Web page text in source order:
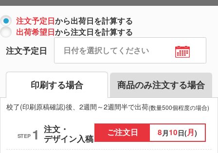
注文予定日から出荷日を計算する
出荷希望日から注文日を計算する
注文予定日
印刷する場合 商品のみ注文する場合
校了(印刷原稿確認)後、2週間～2週間半で出荷(数量500個程度の場合)
STEP 1 注文・
デザイン入稿
ご注文日 8 月10日(月)